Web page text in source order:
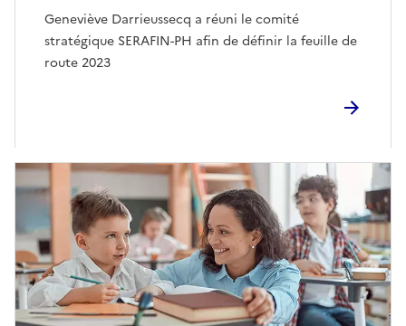
Geneviève Darrieussecq a réuni le comité
stratégique SERAFIN-PH afin de définir la feuille de
route 2023